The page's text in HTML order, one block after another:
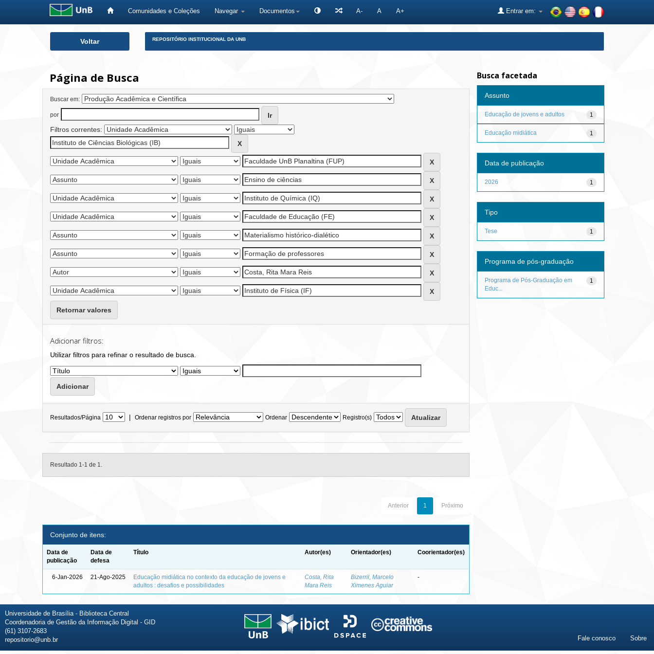
Comunidades e Coleções Navegar Documentos A- A A+ Entrar em:
Voltar REPOSITÓRIO INSTITUCIONAL DA UNB
Página de Busca
Buscar em:
por
Filtros correntes:
Retornar valores
Adicionar filtros:
Utilizar filtros para refinar o resultado de busca.
Resultados/Página | Ordenar registros por Ordenar Registro(s)
Resultado 1-1 de 1.
Anterior 1 Próximo
Conjunto de itens:
Data de
publicação
Data de
defesa
Título Autor(es) Orientador(es) Coorientador(es)
6-Jan-2026 21-Ago-2025
Educação midiática no contexto da educação de jovens e
adultos : desafios e possibilidades
Costa, Rita
Mara Reis
Bizerril, Marcelo
Ximenes Aguiar
-
Busca facetada
Assunto
1
Educação de jovens e adultos
1
Educação midiática
Data de publicação
1
2026
Tipo
1
Tese
Programa de pós-graduação
1
Programa de Pós-Graduação em
Educ...
Universidade de Brasília - Biblioteca Central
Coordenadoria de Gestão da Informação Digital - GID
(61) 3107-2683
repositorio@unb.br
Fale conosco Sobre